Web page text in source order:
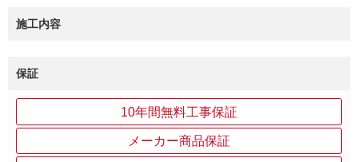
施工内容
保証
10年間無料工事保証
メーカー商品保証